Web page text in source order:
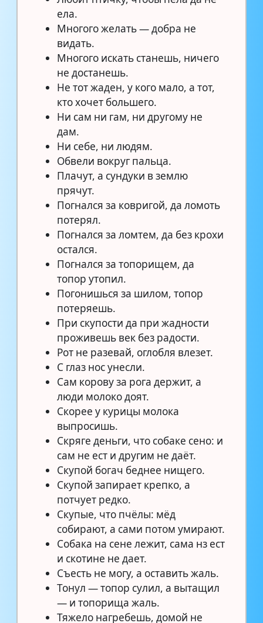
ела.
Многого желать — добра не
видать.
Многого искать станешь, ничего
не достанешь.
Не тот жаден, у кого мало, а тот,
кто хочет большего.
Ни сам ни гам, ни другому не
дам.
Ни себе, ни людям.
Обвели вокруг пальца.
Плачут, а сундуки в землю
прячут.
Погнался за ковригой, да ломоть
потерял.
Погнался за ломтем, да без крохи
остался.
Погнался за топорищем, да
топор утопил.
Погонишься за шилом, топор
потеряешь.
При скупости да при жадности
проживешь век без радости.
Рот не разевай, оглобля влезет.
С глаз нос унесли.
Сам корову за рога держит, а
люди молоко доят.
Скорее у курицы молока
выпросишь.
Скряге деньги, что собаке сено: и
сам не ест и другим не даёт.
Скупой богач беднее нищего.
Скупой запирает крепко, а
потчует редко.
Скупые, что пчёлы: мёд
собирают, а сами потом умирают.
Собака на сене лежит, сама нз ест
и скотине не дает.
Съесть не могу, а оставить жаль.
Тонул — топор сулил, а вытащил
— и топорища жаль.
Тяжело нагребешь, домой не